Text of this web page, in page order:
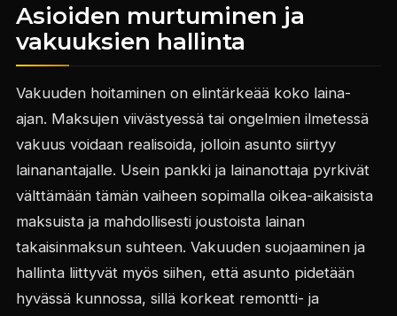
Asioiden murtuminen ja
vakuuksien hallinta
Vakuuden hoitaminen on elintärkeää koko laina-
ajan. Maksujen viivästyessä tai ongelmien ilmetessä
vakuus voidaan realisoida, jolloin asunto siirtyy
lainanantajalle. Usein pankki ja lainanottaja pyrkivät
välttämään tämän vaiheen sopimalla oikea-aikaisista
maksuista ja mahdollisesti joustoista lainan
takaisinmaksun suhteen. Vakuuden suojaaminen ja
hallinta liittyvät myös siihen, että asunto pidetään
hyvässä kunnossa, sillä korkeat remontti- ja